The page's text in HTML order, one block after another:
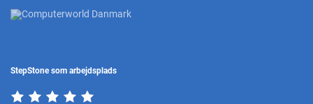
StepStone som arbejdsplads